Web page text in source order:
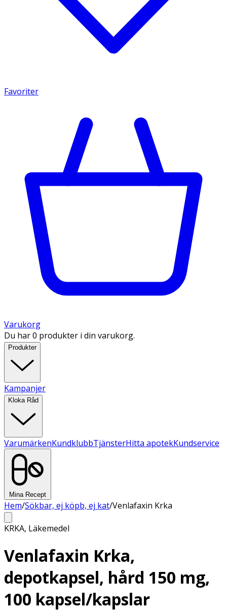
Favoriter
Varukorg
Du har 0 produkter i din varukorg.
Produkter
Kampanjer
Kloka Råd
VarumärkenKundklubbTjänsterHitta apotekKundservice
Mina Recept
Hem/Sökbar, ej köpb, ej kat/Venlafaxin Krka
KRKA, Läkemedel
Venlafaxin Krka,
depotkapsel, hård 150 mg,
100 kapsel/kapslar